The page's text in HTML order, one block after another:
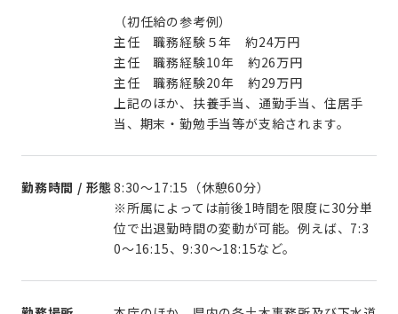
（初任給の参考例）
主任 職務経験５年 約24万円
主任 職務経験10年 約26万円
主任 職務経験20年 約29万円
上記のほか、扶養手当、通勤手当、住居手
当、期末・勤勉手当等が支給されます。
勤務時間 / 形態8:30～17:15（休憩60分）
※所属によっては前後1時間を限度に30分単
位で出退勤時間の変動が可能。例えば、7:3
0～16:15、9:30～18:15など。